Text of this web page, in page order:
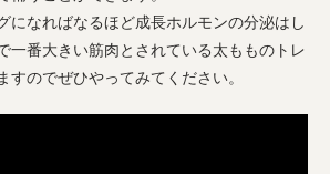
になればなるほど成長ホルモンの分泌はし
一番大きい筋肉とされている太もものトレ
すのでぜひやってみてください。